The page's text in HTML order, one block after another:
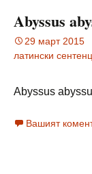
Abyssus
29 март 2015
латински
Abyssus
Вашият